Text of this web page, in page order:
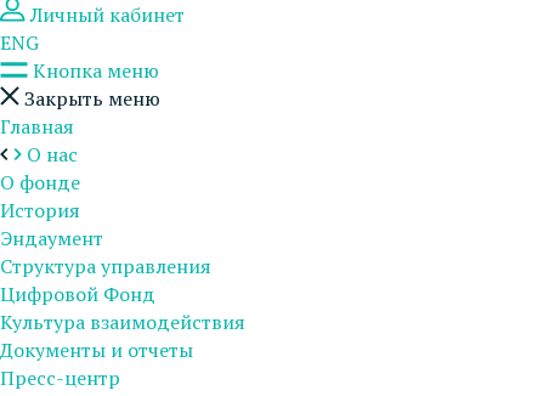
Личный кабинет
ENG
Кнопка меню
Закрыть меню
Главная
О нас
О фонде
История
Эндаумент
Структура управления
Цифровой Фонд
Культура взаимодействия
Документы и отчеты
Пресс-центр